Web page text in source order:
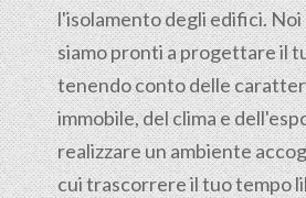
l'isolamento degli edifici.
siamo pronti a progettare il
tenendo conto delle
immobile, del clima e
realizzare un ambiente
cui trascorrere il tuo tempo